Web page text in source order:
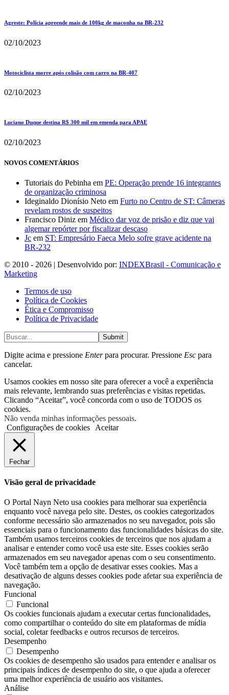
Agreste: Polícia apreende mais de 100kg de maconha na BR-232
02/10/2023
Motociclista morre após colisão com carro na BR-407
02/10/2023
Luciano Duque destina R$ 300 mil em emenda para APAE
02/10/2023
NOVOS COMENTÁRIOS
Tutoriais do Pebinha em PE: Operação prende 16 integrantes
de organização criminosa
Ideginaldo Dionísio Neto em Furto no Centro de ST: Câmeras
revelam rostos de suspeitos
Francisco Diniz em Médico dar voz de prisão e diz que vai
algemar repórter por fiscalizar descaso
Jc em ST: Empresário Faeca Melo sofre grave acidente na
BR-232
© 2010 - 2026 | Desenvolvido por: INDEXBrasil - Comunicação e
Marketing
Termos de uso
Política de Cookies
Ética e Compromisso
Política de Privacidade
Submit
Digite acima e pressione Enterpara procurar. Pressione Esc para
cancelar.
Usamos cookies em nosso site para oferecer a você a experiência
mais relevante, lembrando suas preferências e visitas repetidas.
Clicando “Aceitar”, você concorda com o uso de TODOS os
cookies.
Não venda minhas informações pessoais.
Configurações de cookies
Aceitar
Fechar
Visão geral de privacidade
O Portal Nayn Neto usa cookies para melhorar sua experiência
enquanto você navega pelo site. Destes, os cookies categorizados
conforme necessário são armazenados no seu navegador, pois são
essenciais para o funcionamento das funcionalidades básicas do site.
Também usamos terceiros cookies de terceiros que nos ajudam a
analisar e entender como você usa este site. Esses cookies serão
armazenados em seu navegador apenas com o seu consentimento.
Você também tem a opção de desativar esses cookies. Mas a
desativação de alguns desses cookies pode afetar sua experiência de
navegação.
Funcional
Funcional
Os cookies funcionais ajudam a executar certas funcionalidades,
como compartilhar o conteúdo do site em plataformas de mídia
social, coletar feedbacks e outros recursos de terceiros.
Desempenho
Desempenho
Os cookies de desempenho são usados ​​para entender e analisar os
principais índices de desempenho do site, o que ajuda a oferecer
uma melhor experiência de usuário aos visitantes.
Análise